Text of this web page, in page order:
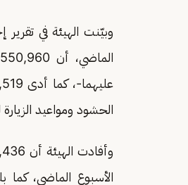
وبيّنت الهيئة في
الحشود ومواعيد